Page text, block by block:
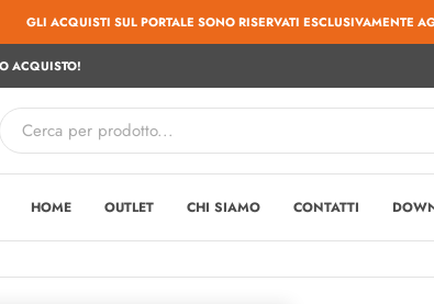
GLI ACQUISTI SUL PORTALE SONO RISERVATI ESCLUSIVAMENTE
ACQUISTO!
HOME OUTLET CHI SIAMO CONTATTI